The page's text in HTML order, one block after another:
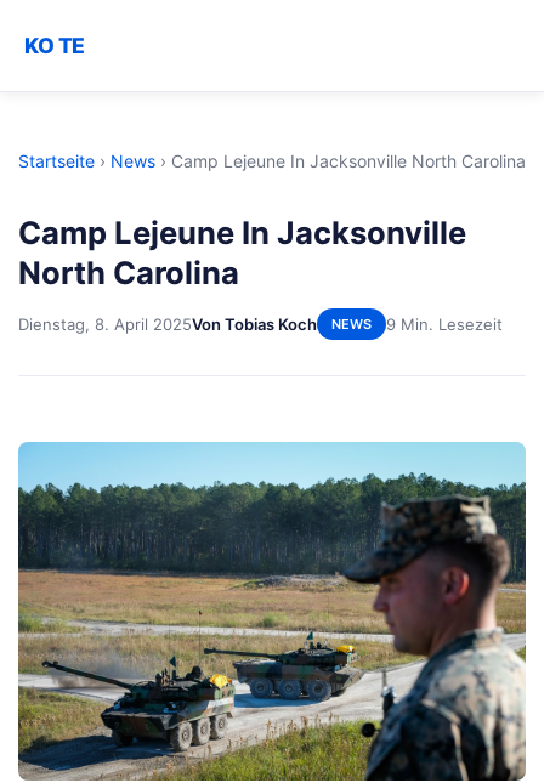
KO TE
Startseite › News › Camp Lejeune In Jacksonville North Carolina
Camp Lejeune In Jacksonville
North Carolina
Dienstag, 8. April 2025Von Tobias Koch NEWS 9 Min. Lesezeit